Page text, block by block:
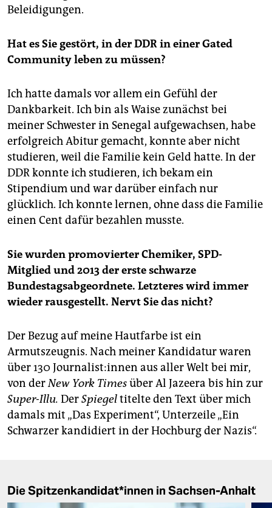
Beleidigungen.
Hat es Sie gestört, in der DDR in einer Gated
Community leben zu müssen?
Ich hatte damals vor allem ein Gefühl der
Dankbarkeit. Ich bin als Waise zunächst bei
meiner Schwester in Senegal aufgewachsen, habe
erfolgreich Abitur gemacht, konnte aber nicht
studieren, weil die Familie kein Geld hatte. In der
DDR konnte ich studieren, ich bekam ein
Stipendium und war darüber einfach nur
glücklich. Ich konnte lernen, ohne dass die Familie
einen Cent dafür bezahlen musste.
Sie wurden promovierter Chemiker, SPD-
Mitglied und 2013 der erste schwarze
Bundestagsabgeordnete. Letzteres wird immer
wieder rausgestellt. Nervt Sie das nicht?
Der Bezug auf meine Hautfarbe ist ein
Armutszeugnis. Nach meiner Kandidatur waren
über 130 Jour­na­lis­t:in­nen aus aller Welt bei mir,
von derNew York Timesüber Al Jazeera bis hin zur
Super-Illu. DerSpiegeltitelte den Text über mich
damals mit „Das Experiment“, Unterzeile „Ein
Schwarzer kandidiert in der Hochburg der Nazis“.
Die Spit­zen­kan­di­da­t*in­nen in Sachsen-Anhalt